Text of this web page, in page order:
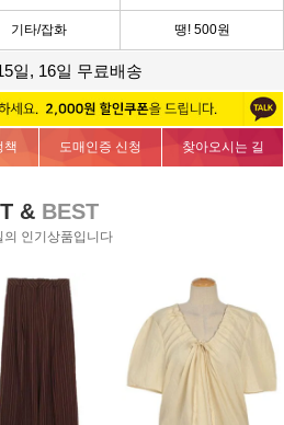
기타/잡화 땡! 500원
일, 16일 무료배송
책 도매인증 신청 찾아오시는 길
& BEST
의 인기상품입니다